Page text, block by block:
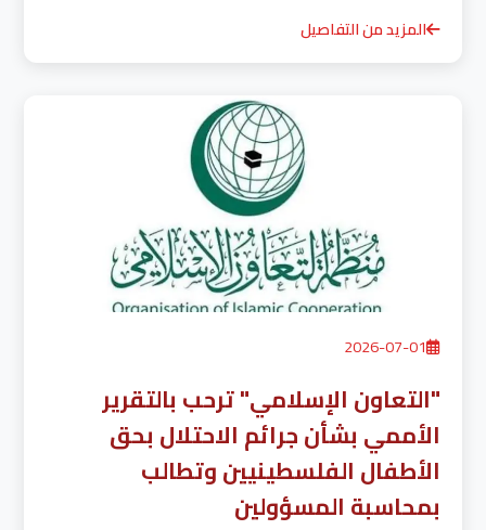
المزيد من التفاصيل
2026-07-01
"التعاون الإسلامي" ترحب بالتقرير
الأممي بشأن جرائم الاحتلال بحق
الأطفال الفلسطينيين وتطالب
بمحاسبة المسؤولين